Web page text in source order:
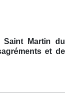
Saint Martin du
et de